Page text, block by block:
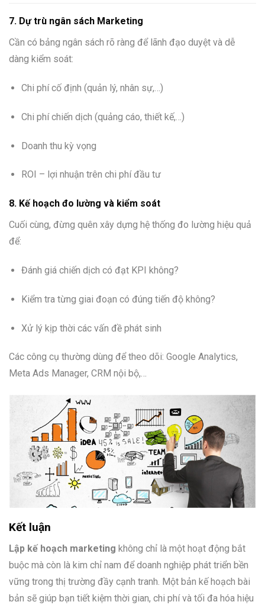
7. Dự trù ngân sách Marketing
Cần có bảng ngân sách rõ ràng để lãnh đạo duyệt và dễ
dàng kiểm soát:
Chi phí cố định (quản lý, nhân sự,…)
Chi phí chiến dịch (quảng cáo, thiết kế,…)
Doanh thu kỳ vọng
ROI – lợi nhuận trên chi phí đầu tư
8. Kế hoạch đo lường và kiểm soát
Cuối cùng, đừng quên xây dựng hệ thống đo lường hiệu quả
để:
Đánh giá chiến dịch có đạt KPI không?
Kiểm tra từng giai đoạn có đúng tiến độ không?
Xử lý kịp thời các vấn đề phát sinh
Các công cụ thường dùng để theo dõi: Google Analytics,
Meta Ads Manager, CRM nội bộ,…
Kết luận
Lập kế hoạch marketing không chỉ là một hoạt động bắt
buộc mà còn là kim chỉ nam để doanh nghiệp phát triển bền
vững trong thị trường đầy cạnh tranh. Một bản kế hoạch bài
bản sẽ giúp bạn tiết kiệm thời gian, chi phí và tối đa hóa hiệu